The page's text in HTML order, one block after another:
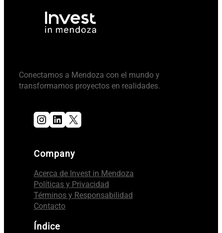
Conectamos a Mendoza con el mundo y
transformamos proyectos en realidades.
Instagram LinkedIn X
Company
Acerca de Invest in Mendoza
Políticas y Privacidad
Términos y Responsabilidad
Contacto
Índice